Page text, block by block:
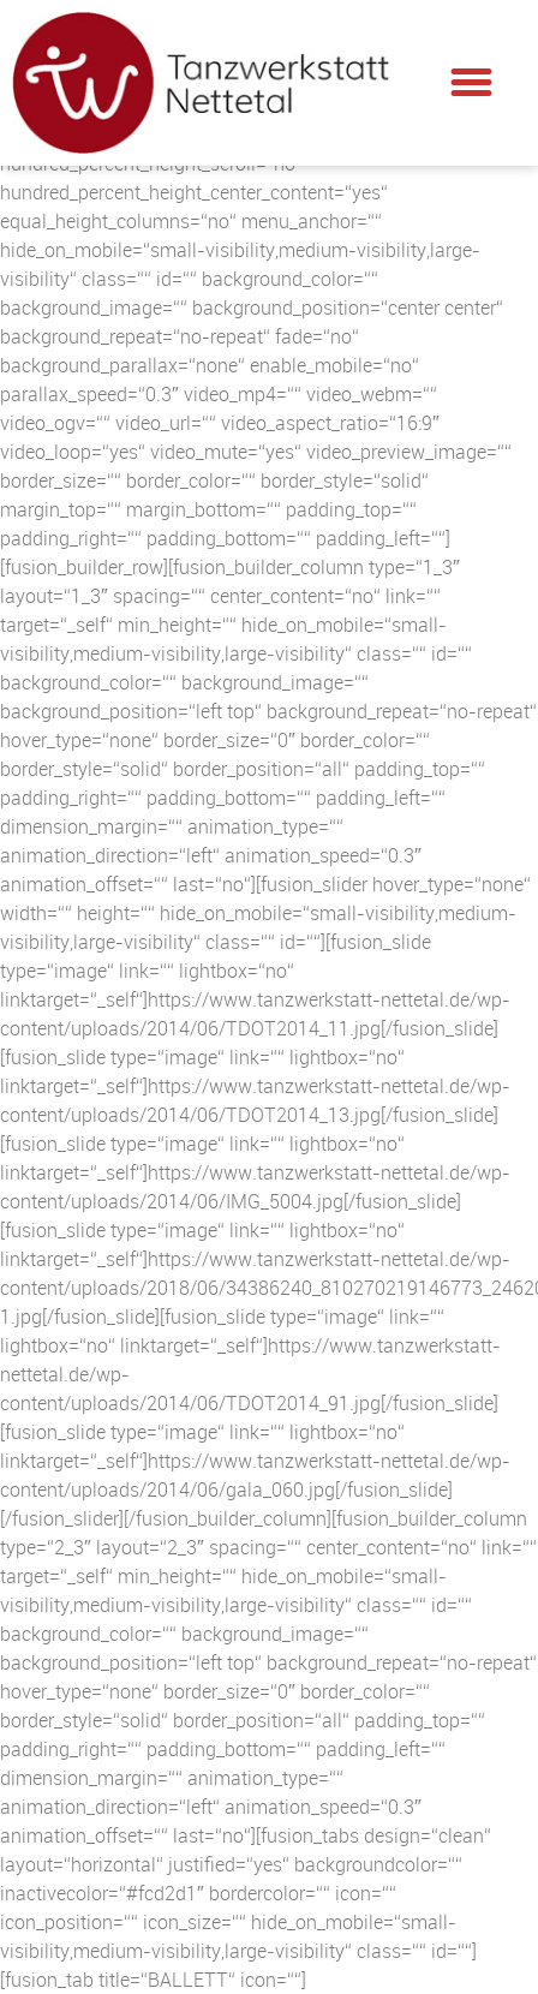
[fusion_builder_container hundred_percent=“no“
hundred_percent_height=“no“
hundred_percent_height_scroll=“no“
hundred_percent_height_center_content=“yes“
equal_height_columns=“no“ menu_anchor=““
hide_on_mobile=“small-visibility,medium-visibility,large-
visibility“ class=““ id=““ background_color=““
background_image=““ background_position=“center center“
background_repeat=“no-repeat“ fade=“no“
background_parallax=“none“ enable_mobile=“no“
parallax_speed=“0.3″ video_mp4=““ video_webm=““
video_ogv=““ video_url=““ video_aspect_ratio=“16:9″
video_loop=“yes“ video_mute=“yes“ video_preview_image=““
border_size=““ border_color=““ border_style=“solid“
margin_top=““ margin_bottom=““ padding_top=““
padding_right=““ padding_bottom=““ padding_left=““]
[fusion_builder_row][fusion_builder_column type=“1_3″
layout=“1_3″ spacing=““ center_content=“no“ link=““
target=“_self“ min_height=““ hide_on_mobile=“small-
visibility,medium-visibility,large-visibility“ class=““ id=““
background_color=““ background_image=““
background_position=“left top“ background_repeat=“no-repeat“
hover_type=“none“ border_size=“0″ border_color=““
border_style=“solid“ border_position=“all“ padding_top=““
padding_right=““ padding_bottom=““ padding_left=““
dimension_margin=““ animation_type=““
animation_direction=“left“ animation_speed=“0.3″
animation_offset=““ last=“no“][fusion_slider hover_type=“none“
width=““ height=““ hide_on_mobile=“small-visibility,medium-
visibility,large-visibility“ class=““ id=““][fusion_slide
type=“image“ link=““ lightbox=“no“
linktarget=“_self“]https://www.tanzwerkstatt-nettetal.de/wp-
content/uploads/2014/06/TDOT2014_11.jpg[/fusion_slide]
[fusion_slide type=“image“ link=““ lightbox=“no“
linktarget=“_self“]https://www.tanzwerkstatt-nettetal.de/wp-
content/uploads/2014/06/TDOT2014_13.jpg[/fusion_slide]
[fusion_slide type=“image“ link=““ lightbox=“no“
linktarget=“_self“]https://www.tanzwerkstatt-nettetal.de/wp-
content/uploads/2014/06/IMG_5004.jpg[/fusion_slide]
[fusion_slide type=“image“ link=““ lightbox=“no“
linktarget=“_self“]https://www.tanzwerkstatt-nettetal.de/wp-
content/uploads/2018/06/
1.jpg[/fusion_slide][fusion_slide type=“image“ link=““
lightbox=“no“ linktarget=“_self“]https://www.tanzwerkstatt-
nettetal.de/wp-
content/uploads/2014/06/TDOT2014_91.jpg[/fusion_slide]
[fusion_slide type=“image“ link=““ lightbox=“no“
linktarget=“_self“]https://www.tanzwerkstatt-nettetal.de/wp-
content/uploads/2014/06/gala_060.jpg[/fusion_slide]
[/fusion_slider][/fusion_builder_column][fusion_builder_column
type=“2_3″ layout=“2_3″ spacing=““ center_content=“no“ link=““
target=“_self“ min_height=““ hide_on_mobile=“small-
visibility,medium-visibility,large-visibility“ class=““ id=““
background_color=““ background_image=““
background_position=“left top“ background_repeat=“no-repeat“
hover_type=“none“ border_size=“0″ border_color=““
border_style=“solid“ border_position=“all“ padding_top=““
padding_right=““ padding_bottom=““ padding_left=““
dimension_margin=““ animation_type=““
animation_direction=“left“ animation_speed=“0.3″
animation_offset=““ last=“no“][fusion_tabs design=“clean“
layout=“horizontal“ justified=“yes“ backgroundcolor=““
inactivecolor=“#fcd2d1″ bordercolor=““ icon=““
icon_position=““ icon_size=““ hide_on_mobile=“small-
visibility,medium-visibility,large-visibility“ class=““ id=““]
[fusion_tab title=“BALLETT“ icon=““]